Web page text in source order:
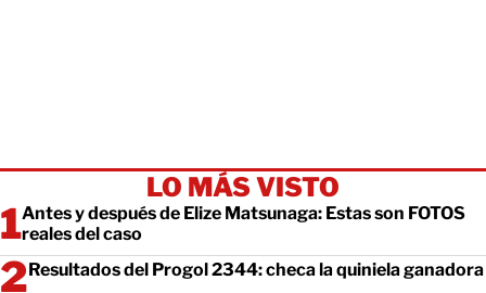
LO MÁS VISTO
Antes y después de Elize Matsunaga: Estas son FOTOS
reales del caso
Resultados del Progol 2344: checa la quiniela ganadora